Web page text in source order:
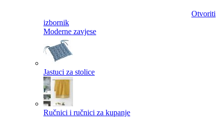
Otvoriti
izbornik
Moderne zavjese
Jastuci za stolice
Ručnici i ručnici za kupanje